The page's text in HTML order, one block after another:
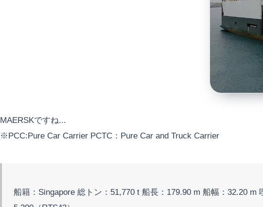
MAERSKですね...
※PCC:Pure Car Carrier PCTC：Pure Car and Truck Carrier
船籍：Singapore 総トン：51,770 t 船長：179.90 m 船幅：32.20